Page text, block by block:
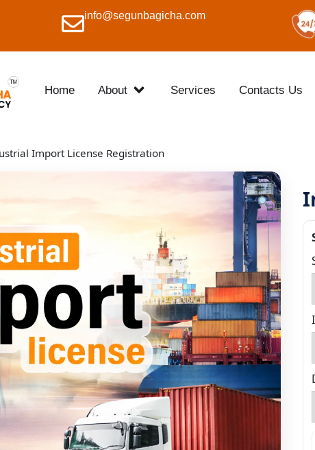
info@segunbagicha.com
Home About Services Contacts Us
Import License Registration